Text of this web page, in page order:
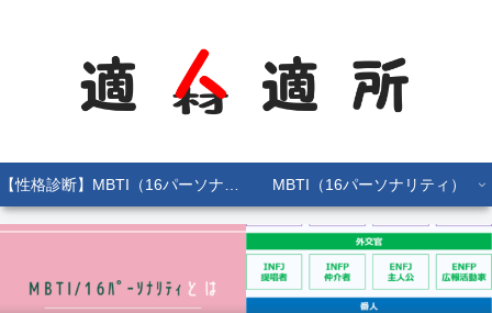
【性格診断】MBTI（16パーソナリティ）とは MBTI（16パーソナリティ）